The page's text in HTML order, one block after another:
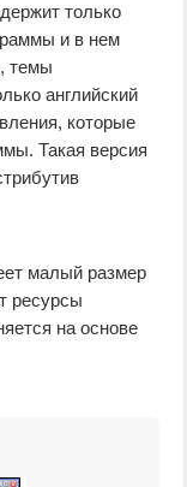
только
и в нем
темы
английский
которые
Такая версия
малый размер
ресурсы
на основе